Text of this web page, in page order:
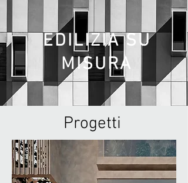
EDILIZIA SU
MISURA
Progetti